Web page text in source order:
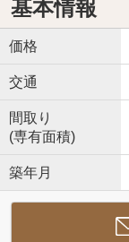
基本情報
価格
交通
間取り
(専有面積)
築年月